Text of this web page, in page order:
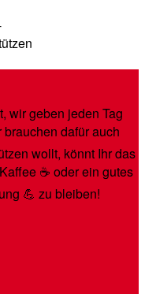
wir geben jeden Tag
dafür auch
wollt, könnt Ihr das
☕️ oder ein gutes
💪 zu bleiben!